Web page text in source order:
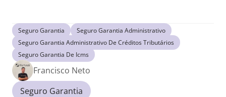
Seguro Garantia
Seguro Garantia Administrativo
Seguro Garantia Administrativo De Créditos Tributários
Seguro Garantia De Icms
Francisco Neto
Seguro Garantia